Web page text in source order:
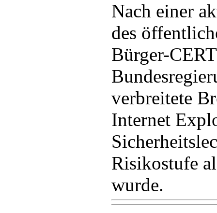
Nach einer
des
Bürger-
verbreitete
Internet
Risikostufe
wurde.